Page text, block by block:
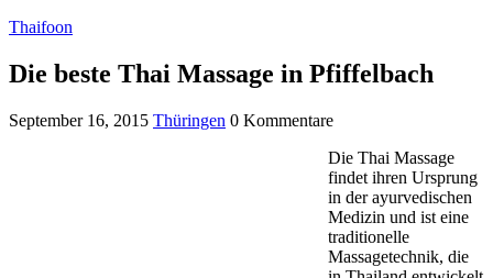
Thaifoon
Die beste Thai Massage in Pfiffelbach
September 16, 2015 Thüringen 0 Kommentare
Die Thai Massage
findet ihren Ursprung
in der ayurvedischen
Medizin und ist eine
traditionelle
Massagetechnik, die